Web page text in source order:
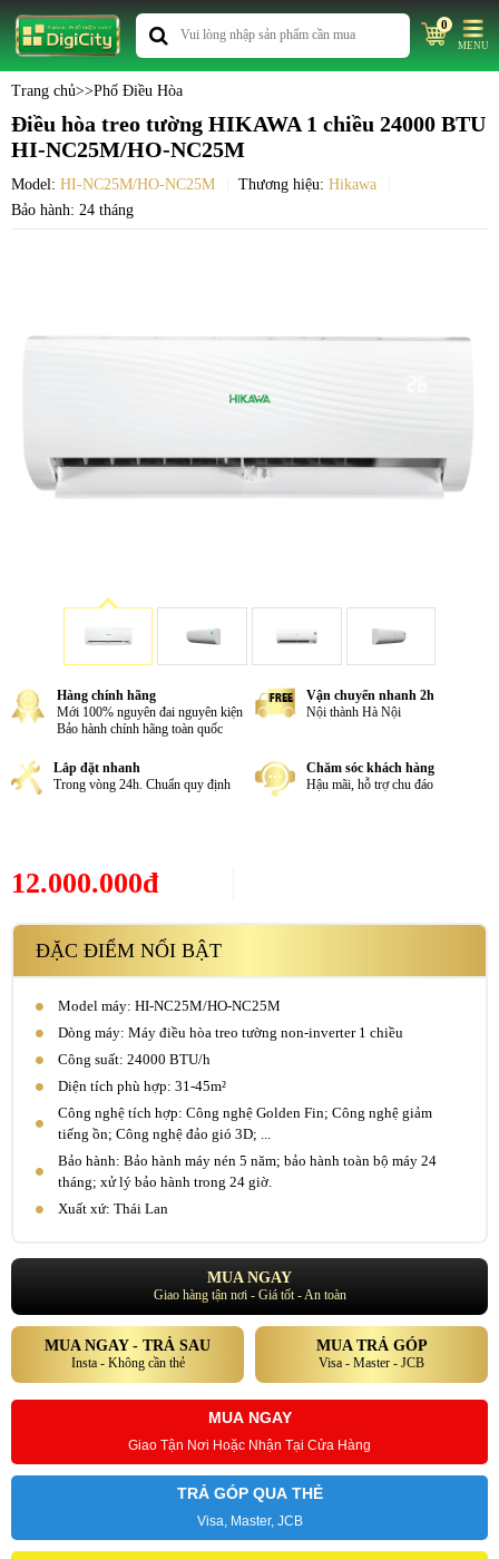
0
MENU
Trang chủ>>Phố Điều Hòa
Điều hòa treo tường HIKAWA 1 chiều 24000 BTU
HI-NC25M/HO-NC25M
Model: HI-NC25M/HO-NC25M Thương hiệu: Hikawa
Bảo hành: 24 tháng
Hàng chính hãng
Mới 100% nguyên đai nguyên kiện
Bảo hành chính hãng toàn quốc
Vận chuyển nhanh 2h
Nội thành Hà Nội
Lắp đặt nhanh
Trong vòng 24h. Chuẩn quy định
Chăm sóc khách hàng
Hậu mãi, hỗ trợ chu đáo
12.000.000đ
ĐẶC ĐIỂM NỔI BẬT
Model máy: HI-NC25M/HO-NC25M
Dòng máy: Máy điều hòa treo tường non-inverter 1 chiều
Công suất: 24000 BTU/h
Diện tích phù hợp: 31-45m²
Công nghệ tích hợp: Công nghệ Golden Fin; Công nghệ giảm
tiếng ồn; Công nghệ đảo gió 3D; ...
Bảo hành: Bảo hành máy nén 5 năm; bảo hành toàn bộ máy 24
tháng; xử lý bảo hành trong 24 giờ.
Xuất xứ: Thái Lan
MUA NGAY
Giao hàng tận nơi - Giá tốt - An toàn
MUA NGAY - TRẢ SAU
Insta - Không cần thẻ
MUA TRẢ GÓP
Visa - Master - JCB
MUA NGAY
Giao Tận Nơi Hoặc Nhận Tại Cửa Hàng
TRẢ GÓP QUA THẺ
Visa, Master, JCB